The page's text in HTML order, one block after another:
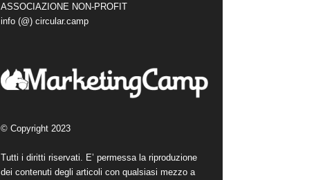
ASSOCIAZIONE NON-PROFIT
info (@) circular.camp
© Copyright 2023
Tutti i diritti riservati. E’ permessa la riproduzione
dei contenuti degli articoli con qualsiasi mezzo a